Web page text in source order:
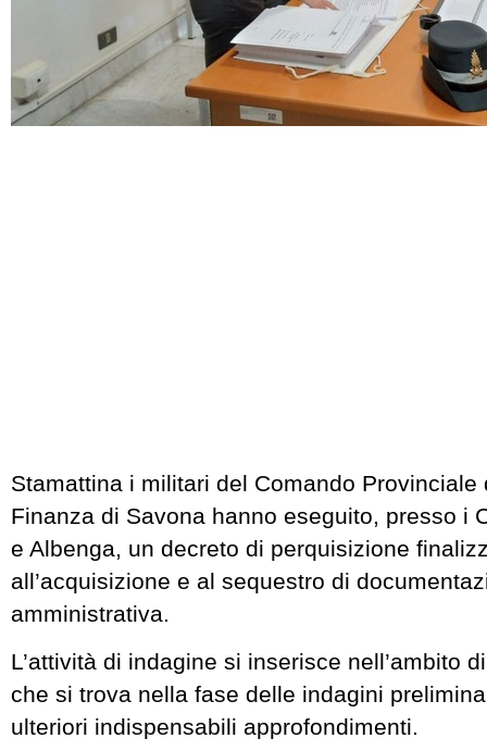
Stamattina i militari del Comando Provinciale
Finanza di Savona hanno eseguito, presso i
e Albenga, un decreto di perquisizione
all’acquisizione e al sequestro di
amministrativa.
L’attività di indagine si inserisce nell’ambito
che si trova nella fase delle indagini
ulteriori indispensabili approfondimenti.